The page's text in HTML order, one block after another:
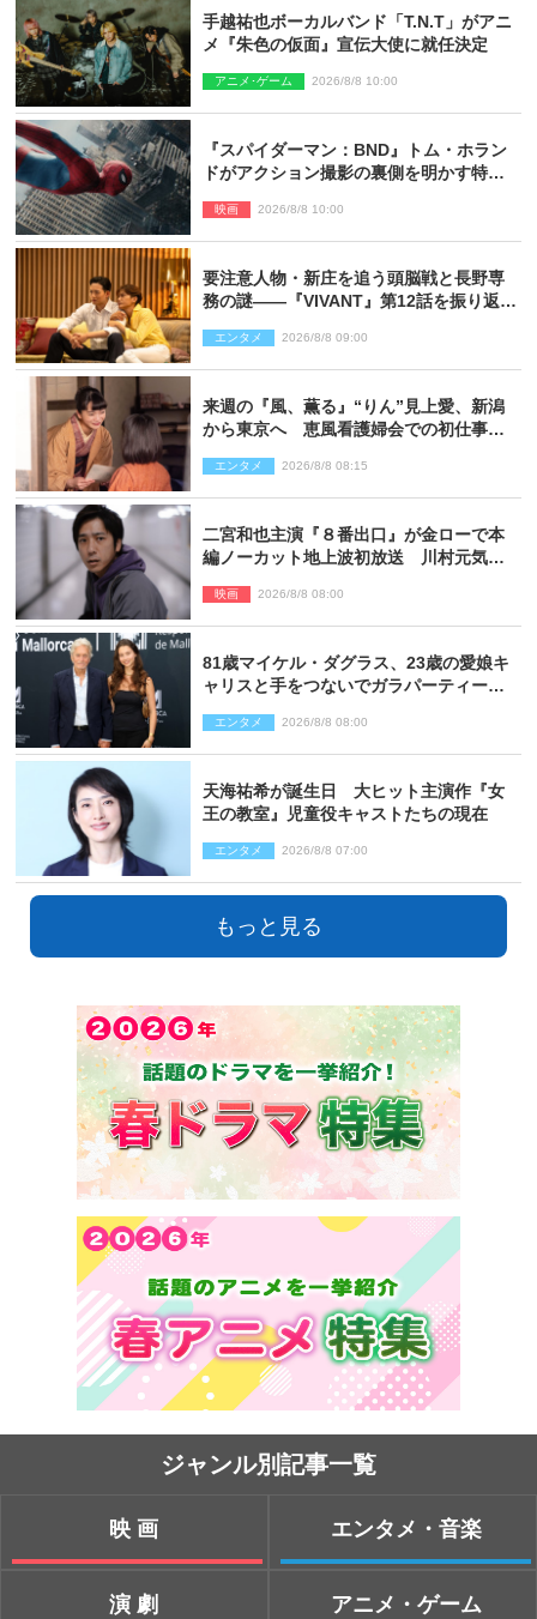
手越祐也ボーカルバンド「T.N.T」がアニ
メ『朱色の仮面』宣伝大使に就任決定
アニメ･ゲーム 2026/8/8 10:00
『スパイダーマン：BND』トム・ホラン
ドがアクション撮影の裏側を明かす特別
映画 2026/8/8 10:00
要注意人物・新庄を追う頭脳戦と長野専
務の謎――『VIVANT』第12話を振り返
エンタメ 2026/8/8 09:00
来週の『風、薫る』“りん”見上愛、新潟
から東京へ 恵風看護婦会での初仕事に
エンタメ 2026/8/8 08:15
二宮和也主演『８番出口』が金ローで本
編ノーカット地上波初放送 川村元気監
映画 2026/8/8 08:00
81歳マイケル・ダグラス、23歳の愛娘キ
ャリスと手をつないでガラパーティーに
エンタメ 2026/8/8 08:00
天海祐希が誕生日 大ヒット主演作『女
王の教室』児童役キャストたちの現在
エンタメ 2026/8/8 07:00
もっと見る
ジャンル別記事一覧
映画
演劇
エンタメ・音楽
アニメ・ゲーム